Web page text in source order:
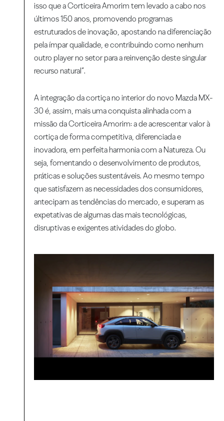
isso que a Corticeira Amorim tem levado a cabo nos
últimos 150 anos, promovendo programas
estruturados de inovação, apostando na diferenciação
pela ímpar qualidade, e contribuindo como nenhum
outro player no setor para a reinvenção deste singular
recurso natural”.
A integração da cortiça no interior do novo Mazda MX-
30 é, assim, mais uma conquista alinhada com a
missão da Corticeira Amorim: a de acrescentar valor à
cortiça de forma competitiva, diferenciada e
inovadora, em perfeita harmonia com a Natureza. Ou
seja, fomentando o desenvolvimento de produtos,
práticas e soluções sustentáveis. Ao mesmo tempo
que satisfazem as necessidades dos consumidores,
antecipam as tendências do mercado, e superam as
expetativas de algumas das mais tecnológicas,
disruptivas e exigentes atividades do globo.